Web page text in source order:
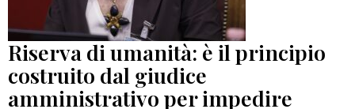
Riserva di umanità: è il principio
costruito dal giudice
amministrativo per impedire